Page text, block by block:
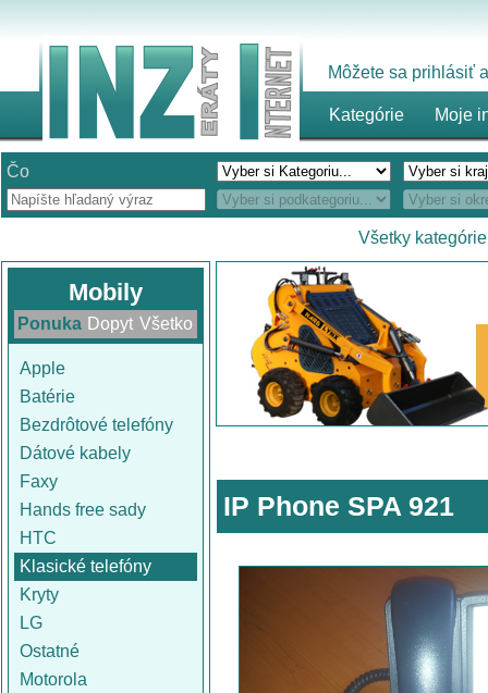
Môžete sa prihlásiť
Kategórie Moje
Čo
Všetky kategórie
Mobily
Ponuka Dopyt Všetko
Apple
Batérie
Bezdrôtové telefóny
Dátové kabely
Faxy
Hands free sady
HTC
Klasické telefóny
Kryty
LG
Ostatné
Motorola
IP Phone SPA 921